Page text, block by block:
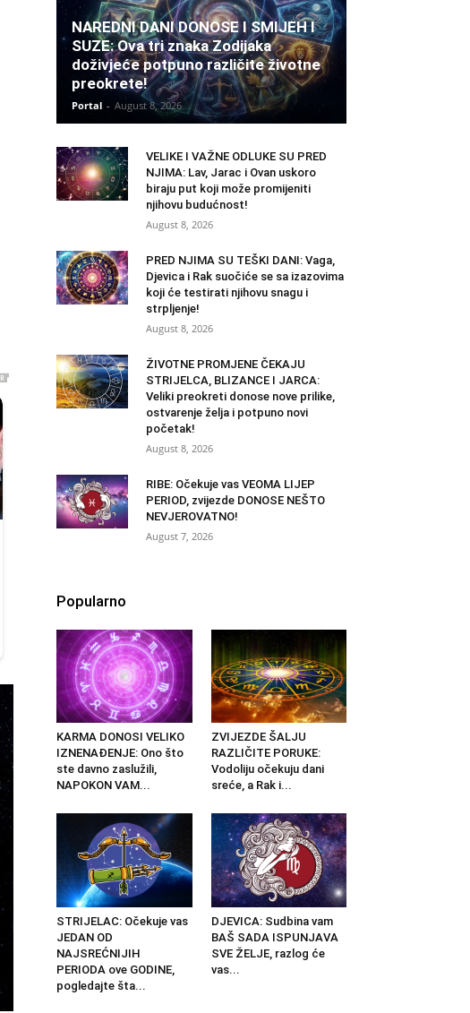
NAREDNI DANI DONOSE I SMIJEH I
SUZE: Ova tri znaka Zodijaka
doživjeće potpuno različite životne
preokrete!
Portal - August 8, 2026
VELIKE I VAŽNE ODLUKE SU PRED
NJIMA: Lav, Jarac i Ovan uskoro
biraju put koji može promijeniti
njihovu budućnost!
August 8, 2026
PRED NJIMA SU TEŠKI DANI: Vaga,
Djevica i Rak suočiće se sa izazovima
koji će testirati njihovu snagu i
strpljenje!
August 8, 2026
ŽIVOTNE PROMJENE ČEKAJU
STRIJELCA, BLIZANCE I JARCA:
Veliki preokreti donose nove prilike,
ostvarenje želja i potpuno novi
početak!
August 8, 2026
RIBE: Očekuje vas VEOMA LIJEP
PERIOD, zvijezde DONOSE NEŠTO
NEVJEROVATNO!
August 7, 2026
Popularno
KARMA DONOSI VELIKO
IZNENAĐENJE: Ono što
ste davno zaslužili,
NAPOKON VAM...
ZVIJEZDE ŠALJU
RAZLIČITE PORUKE:
Vodoliju očekuju dani
sreće, a Rak i...
STRIJELAC: Očekuje vas
JEDAN OD
NAJSREĆNIJIH
PERIODA ove GODINE,
pogledajte šta...
DJEVICA: Sudbina vam
BAŠ SADA ISPUNJAVA
SVE ŽELJE, razlog će
vas...